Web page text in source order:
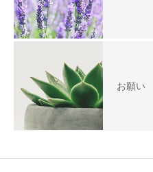
お願い